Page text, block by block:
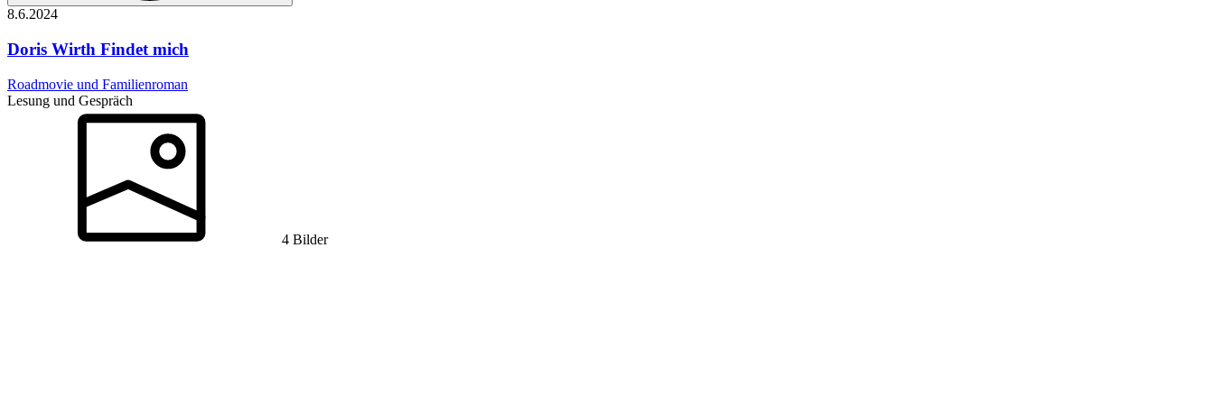
8.6.2024
Doris Wirth Findet mich
Roadmovie und Familienroman
Lesung und Gespräch
4 Bilder